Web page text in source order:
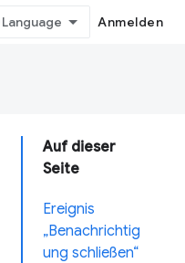
Anmelden
Auf dieser
Seite
Ereignis
„Benachrichtig
ung schließen“